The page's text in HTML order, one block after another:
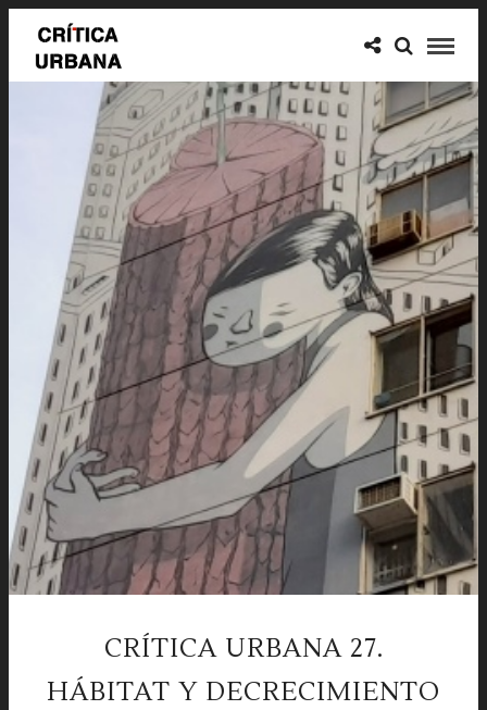
CRÍTICA URBANA 27.
HÁBITAT Y DECRECIMIENTO